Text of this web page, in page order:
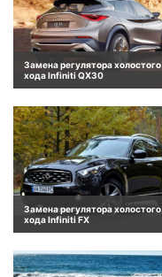
Замена регулятора холостого
хода Infiniti QX30
Замена регулятора холостого
хода Infiniti FX